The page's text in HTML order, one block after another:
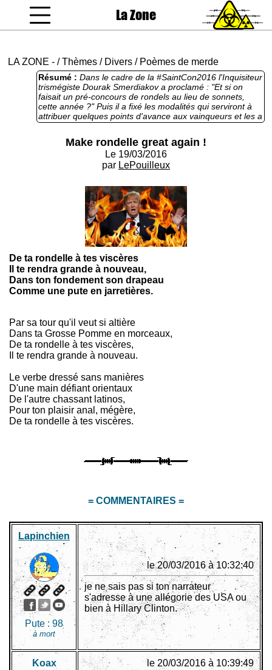
La Zone
LA ZONE - /Thèmes / Divers / Poèmes de merde
Résumé : Dans le cadre de la #SaintCon2016 l'Inquisiteur
trismégiste Dourak Smerdiakov a proclamé : "Et si on
faisait un pré-concours de rondels au lieu de sonnets,
cette année ?" Puis il a fixé les modalités qui serviront à
attribuer quelques points d'avance aux vainqueurs et les a
exposés sur le forum ici :
quatrième rondel en lice est posté par LePouilleux qui le
dédie aux USA et au pire de ses ennemis, Donald Trump.
Suggéré par Dourak dans les thèmes autorisés pour le
Con, on n'a pas fini de bouffer du Donald Trump,
indéniablement le con de l'année quelque soit l'issue de
nos festivités zonardes. Vous êtes bien entendu tous
conviés à poster des rondels. Pour autant ce n'est pas
une épreuve obligatoire pour participer à la
#SaintCon2016
Make rondelle great again !
Le 19/03/2016
par LePouilleux
De ta rondelle à tes viscères
Il te rendra grande à nouveau,
Dans ton fondement son drapeau
Comme une pute en jarretières.
Par sa tour qu'il veut si altière
Dans ta Grosse Pomme en morceaux,
De ta rondelle à tes viscères,
Il te rendra grande à nouveau.
Le verbe dressé sans manières
D'une main défiant orientaux
De l'autre chassant latinos,
Pour ton plaisir anal, mégère,
De ta rondelle à tes viscères.
= COMMENTAIRES =
Lapinchien
Pute : 98
à mort
le 20/03/2016 à 10:32:40
je ne sais pas si ton narrateur
s'adresse à une allégorie des USA ou
bien à Hillary Clinton.
Koax le 20/03/2016 à 10:39:49